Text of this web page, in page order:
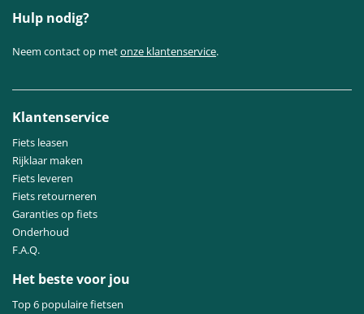
Hulp nodig?
Neem contact op metonze klantenservice.
Klantenservice
Fiets leasen
Rijklaar maken
Fiets leveren
Fiets retourneren
Garanties op fiets
Onderhoud
F.A.Q.
Het beste voor jou
Top 6 populaire fietsen